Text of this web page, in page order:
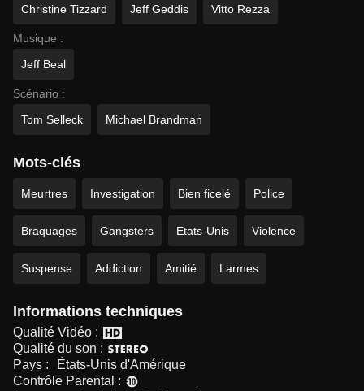
Christine Tizzard Jeff Geddis Vitto Rezza
Musique :
Jeff Beal
Scénario :
Tom Selleck
Michael Brandman
Mots-clés
Meurtres Investigation Bien ficelé Police
Braquages Gangsters Etats-Unis Violence
Suspense Addiction Amitié Larmes
Informations techniques
Qualité Vidéo :
Qualité du son :
Pays :
États-Unis d'Amérique
Contrôle Parental :